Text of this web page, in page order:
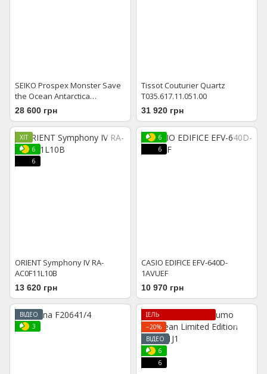
SEIKO Prospex Monster Save
the Ocean Antarctica
SRPH75K1
28 600 грн
Tissot Couturier Quartz
T035.617.11.051.00
31 920 грн
ХІТ
6
6
ORIENT Symphony IV RA-
AC0F11L10B
13 620 грн
6
6
CASIO EDIFICE EFV-640D-
1AVUEF
10 970 грн
ВІДЕО
3
ЛІМІТОВАНА
−20%
ВІДЕО
6
6